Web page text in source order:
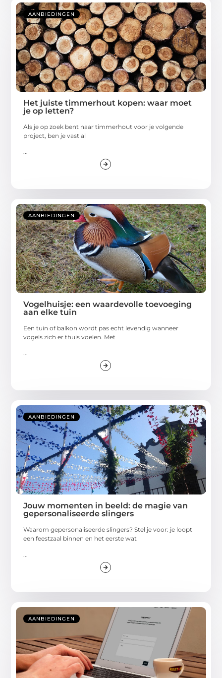
AANBIEDINGEN
Het juiste timmerhout kopen: waar moet
je op letten?
Als je op zoek bent naar timmerhout voor je volgende
project, ben je vast al
...
AANBIEDINGEN
Vogelhuisje: een waardevolle toevoeging
aan elke tuin
Een tuin of balkon wordt pas echt levendig wanneer
vogels zich er thuis voelen. Met
...
AANBIEDINGEN
Jouw momenten in beeld: de magie van
gepersonaliseerde slingers
Waarom gepersonaliseerde slingers? Stel je voor: je loopt
een feestzaal binnen en het eerste wat
AANBIEDINGEN